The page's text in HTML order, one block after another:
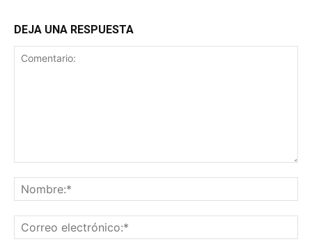
DEJA UNA RESPUESTA